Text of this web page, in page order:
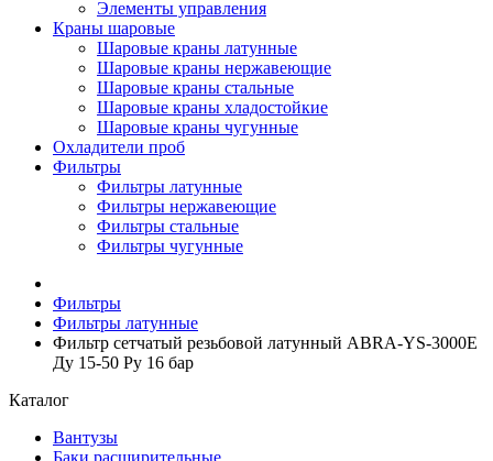
Элементы управления
Краны шаровые
Шаровые краны латунные
Шаровые краны нержавеющие
Шаровые краны стальные
Шаровые краны хладостойкие
Шаровые краны чугунные
Охладители проб
Фильтры
Фильтры латунные
Фильтры нержавеющие
Фильтры стальные
Фильтры чугунные
Фильтры
Фильтры латунные
Фильтр сетчатый резьбовой латунный ABRA-YS-3000E
Ду 15-50 Ру 16 бар
Каталог
Вантузы
Баки расширительные